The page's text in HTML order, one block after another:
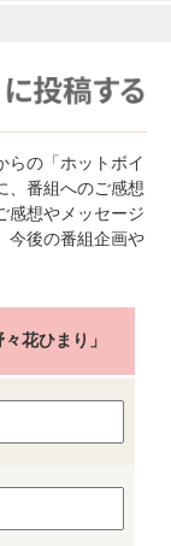
らの「ホットボイ
、番組へのご感想
感想やメッセージ
今後の番組企画や
花ひまり」